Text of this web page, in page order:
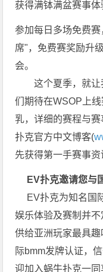
获得满钵满盆赛事体
参加每日多场免费
席"，免费赛奖励升
会。
这个夏季，就
们期待在WSOP上
乳，详细的赛程与
扑克官方中文博客(
先获得第一手赛事资
EV扑克邀请您与
EV扑克为知名国
娱乐体验及赛制并
供给亚洲玩家最具
际bmm发牌认证，
迎加入蜗牛扑克一同